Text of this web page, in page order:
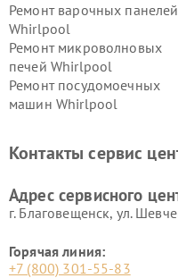
Ремонт варочных панелей
Whirlpool
Ремонт микроволновых
печей Whirlpool
Ремонт посудомоечных
машин Whirlpool
Контакты сервис
Адрес сервисного
г. Благовещенск, ул.
Горячая линия:
+7 (800) 301-55-83